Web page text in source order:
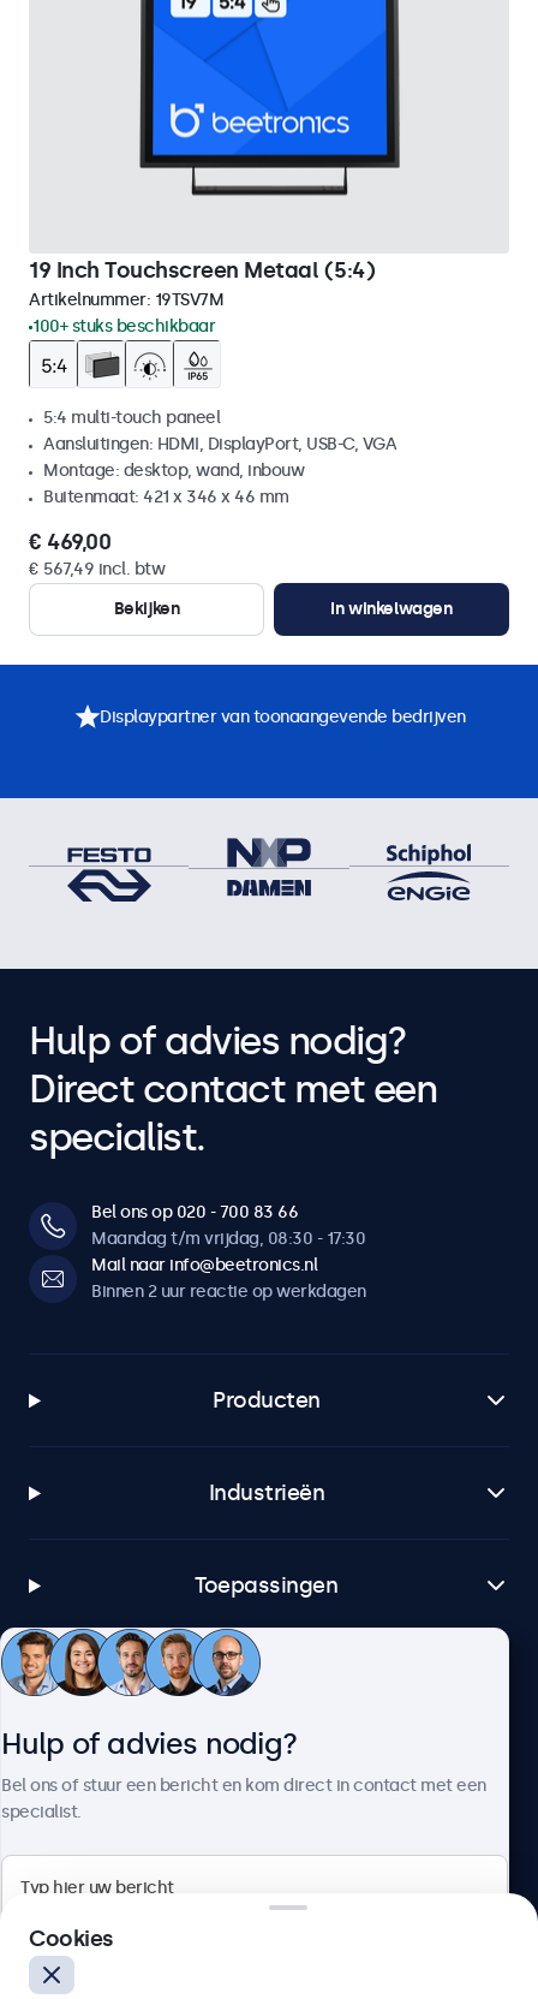
19 Inch Touchscreen Metaal (5:4)
Artikelnummer: 19TSV7M
100+ stuks beschikbaar
5:4 multi-touch paneel
Aansluitingen: HDMI, DisplayPort, USB-C, VGA
Montage: desktop, wand, inbouw
Buitenmaat: 421 x 346 x 46 mm
€ 469,00
€ 567,49 incl. btw
Bekijken
In winkelwagen
Displaypartner van toonaangevende bedrijven
Hulp of advies nodig?
Direct contact met een
specialist.
Bel ons op 020 - 700 83 66
Maandag t/m vrijdag, 08:30 - 17:30
Mail naar info@beetronics.nl
Binnen 2 uur reactie op werkdagen
Producten
Industrieën
Toepassingen
Klantenservice
Hulp of advies nodig?
Bel ons of stuur een bericht en kom direct in contact met een
specialist.
Cookies